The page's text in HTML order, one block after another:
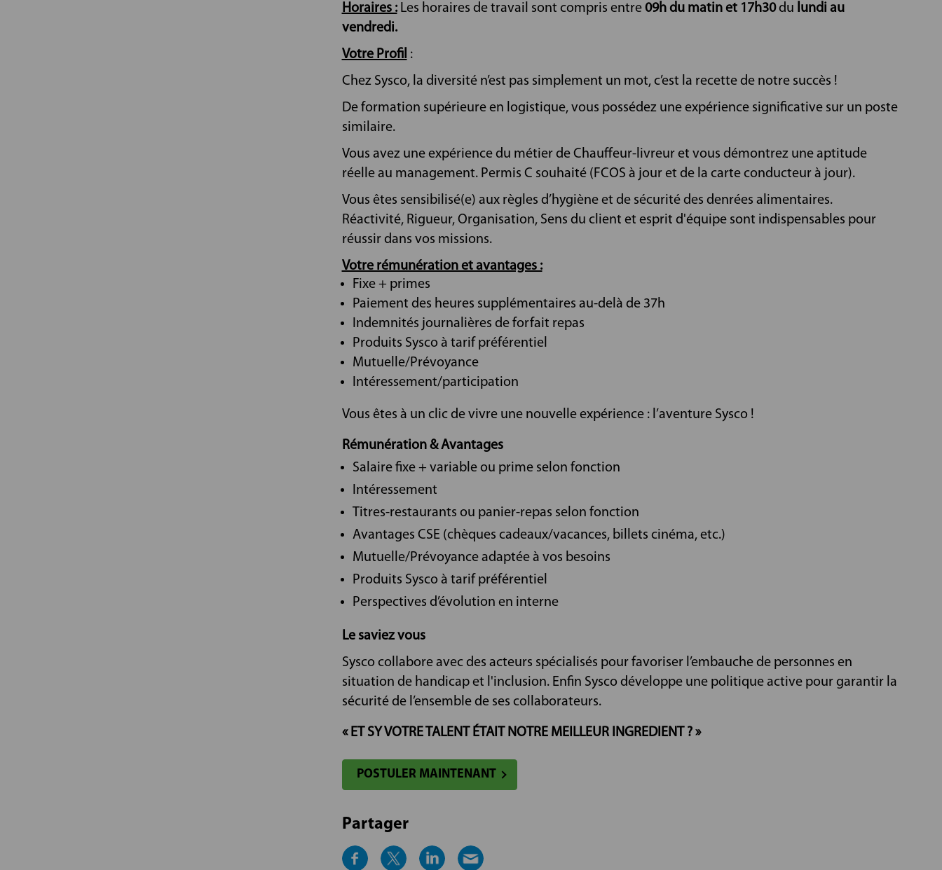
Horaires :Les horaires de travail sont compris entre 09h du matin et 17h30du lundi au
vendredi.
Votre Profil :
Chez Sysco, la diversité n’est pas simplement un mot, c’est la recette de notre succès !
De formation supérieure en logistique, vous possédez une expérience significative sur un poste
similaire.
Vous avez une expérience du métier de Chauffeur-livreur et vous démontrez une aptitude
réelle au management. Permis C souhaité (FCOS à jour et de la carte conducteur à jour).
Vous êtes sensibilisé(e) aux règles d’hygiène et de sécurité des denrées alimentaires.
Réactivité, Rigueur, Organisation, Sens du client et esprit d'équipe sont indispensables pour
réussir dans vos missions.
Votre rémunération et avantages :
Fixe + primes
Paiement des heures supplémentaires au-delà de 37h
Indemnités journalières de forfait repas
Produits Sysco à tarif préférentiel
Mutuelle/Prévoyance
Intéressement/participation
Vous êtes à un clic de vivre une nouvelle expérience : l’aventure Sysco !
Rémunération & Avantages
Salaire fixe + variable ou prime selon fonction
Intéressement
Titres-restaurants ou panier-repas selon fonction
Avantages CSE (chèques cadeaux/vacances, billets cinéma, etc.)
Mutuelle/Prévoyance adaptée à vos besoins
Produits Sysco à tarif préférentiel
Perspectives d’évolution en interne
Le saviez vous
Sysco collabore avec des acteurs spécialisés pour favoriser l’embauche de personnes en
situation de handicap et l'inclusion. Enfin Sysco développe une politique active pour garantir la
sécurité de l’ensemble de ses collaborateurs.
« ET SY VOTRE TALENT ÉTAIT NOTRE MEILLEUR INGREDIENT ? »
POSTULER MAINTENANT
Partager